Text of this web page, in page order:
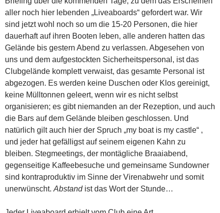
aller noch hier lebenden „Liveaboards“ gefordert war. Wir
sind jetzt wohl noch so um die 15-20 Personen, die hier
dauerhaft auf ihren Booten leben, alle anderen hatten das
Gelände bis gestern Abend zu verlassen. Abgesehen von
uns und dem aufgestockten Sicherheitspersonal, ist das
Clubgelände komplett verwaist, das gesamte Personal ist
abgezogen. Es werden keine Duschen oder Klos gereinigt,
keine Mülltonnen geleert, wenn wir es nicht selbst
organisieren; es gibt niemanden an der Rezeption, und auch
die Bars auf dem Gelände bleiben geschlossen. Und
natürlich gilt auch hier der Spruch „my boat is my castle“ ,
und jeder hat gefälligst auf seinem eigenen Kahn zu
bleiben. Stegmeetings, der montägliche Braaiabend,
gegenseitige Kaffeebesuche und gemeinsame Sundowner
sind kontraproduktiv im Sinne der Virenabwehr und somit
unerwünscht. Abstandist das Wort der Stunde…